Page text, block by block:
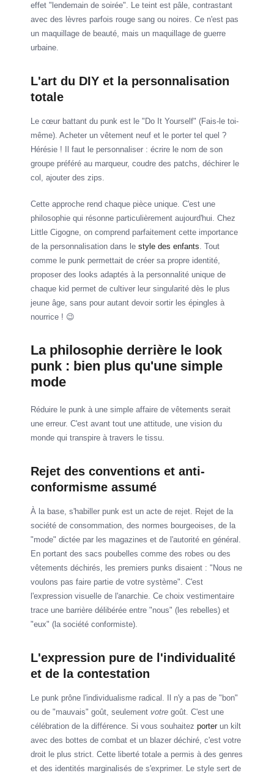
effet "lendemain de soirée". Le teint est pâle, contrastant
avec des lèvres parfois rouge sang ou noires. Ce n'est pas
un maquillage de beauté, mais un maquillage de guerre
urbaine.
L'art du DIY et la personnalisation
totale
Le cœur battant du punk est le "Do It Yourself" (Fais-le toi-
même). Acheter un vêtement neuf et le porter tel quel ?
Hérésie ! Il faut le personnaliser : écrire le nom de son
groupe préféré au marqueur, coudre des patchs, déchirer le
col, ajouter des zips.
Cette approche rend chaque pièce unique. C'est une
philosophie qui résonne particulièrement aujourd'hui. Chez
Little Cigogne, on comprend parfaitement cette importance
de la personnalisation dans le style des enfants. Tout
comme le punk permettait de créer sa propre identité,
proposer des looks adaptés à la personnalité unique de
chaque kid permet de cultiver leur singularité dès le plus
jeune âge, sans pour autant devoir sortir les épingles à
nourrice ! 😉
La philosophie derrière le look
punk : bien plus qu'une simple
mode
Réduire le punk à une simple affaire de vêtements serait
une erreur. C'est avant tout une attitude, une vision du
monde qui transpire à travers le tissu.
Rejet des conventions et anti-
conformisme assumé
À la base, s'habiller punk est un acte de rejet. Rejet de la
société de consommation, des normes bourgeoises, de la
"mode" dictée par les magazines et de l'autorité en général.
En portant des sacs poubelles comme des robes ou des
vêtements déchirés, les premiers punks disaient : "Nous ne
voulons pas faire partie de votre système". C'est
l'expression visuelle de l'anarchie. Ce choix vestimentaire
trace une barrière délibérée entre "nous" (les rebelles) et
"eux" (la société conformiste).
L'expression pure de l'individualité
et de la contestation
Le punk prône l'individualisme radical. Il n'y a pas de "bon"
ou de "mauvais" goût, seulement votre goût. C'est une
célébration de la différence. Si vous souhaitez porter un kilt
avec des bottes de combat et un blazer déchiré, c'est votre
droit le plus strict. Cette liberté totale a permis à des genres
et des identités marginalisés de s'exprimer. Le style sert de